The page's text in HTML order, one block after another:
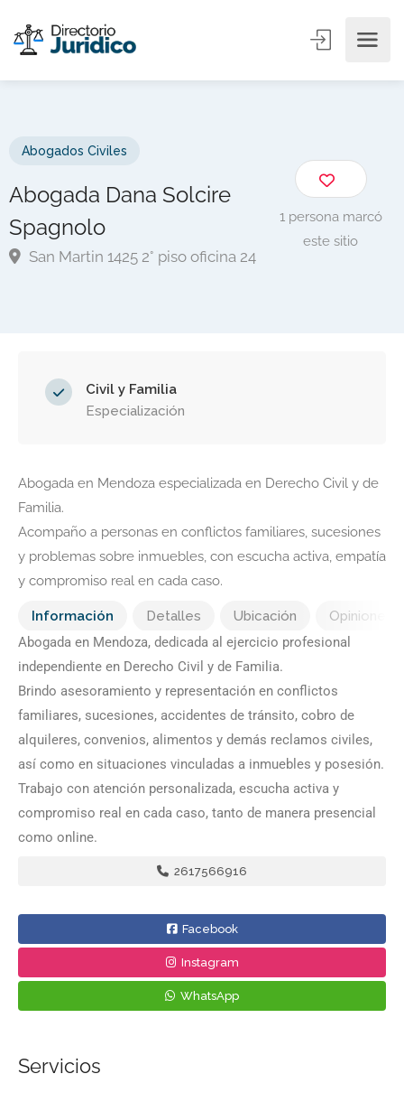
Abogados Civiles
Abogada Dana Solcire
Spagnolo
San Martin 1425 2° piso oficina 24
1 persona marcó
este sitio
Civil y Familia
Especialización
Abogada en Mendoza especializada en Derecho Civil y de
Familia.
Acompaño a personas en conflictos familiares, sucesiones
y problemas sobre inmuebles, con escucha activa, empatía
y compromiso real en cada caso.
Información Detalles Ubicación
Opiniones
Abogada en Mendoza, dedicada al ejercicio profesional
independiente en Derecho Civil y de Familia.
Brindo asesoramiento y representación en conflictos
familiares, sucesiones, accidentes de tránsito, cobro de
alquileres, convenios, alimentos y demás reclamos civiles,
así como en situaciones vinculadas a inmuebles y posesión.
Trabajo con atención personalizada, escucha activa y
compromiso real en cada caso, tanto de manera presencial
como online.
2617566916
Facebook
Instagram
WhatsApp
Servicios